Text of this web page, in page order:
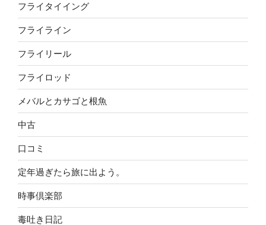
フライタイイング
フライライン
フライリール
フライロッド
メバルとカサゴと根魚
中古
口コミ
定年過ぎたら旅に出よう。
時事倶楽部
毒吐き日記